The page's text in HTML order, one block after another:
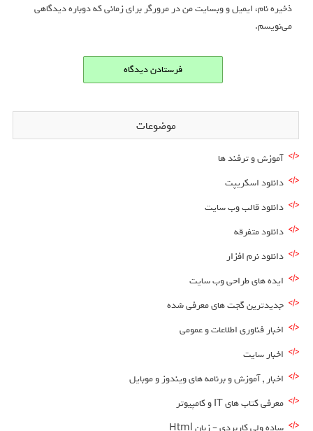
ذخیره نام، ایمیل و وبسایت من در مرورگر برای زمانی که دوباره دیدگاهی
می‌نویسم.
موضوعات
آموزش و ترفند ها
دانلود اسکریپت
دانلود قالب وب سایت
دانلود متفرقه
دانلود نرم افزار
ایده های طراحی وب سایت
جدیدترین گجت های معرفی شده
اخبار فناوری اطلاعات و عمومی
اخبار سایت
اخبار , آموزش و برنامه های ویندوز و موبایل
معرفی کتاب های IT و کامپیوتر
ساده ولی کاربردی – زبان Html